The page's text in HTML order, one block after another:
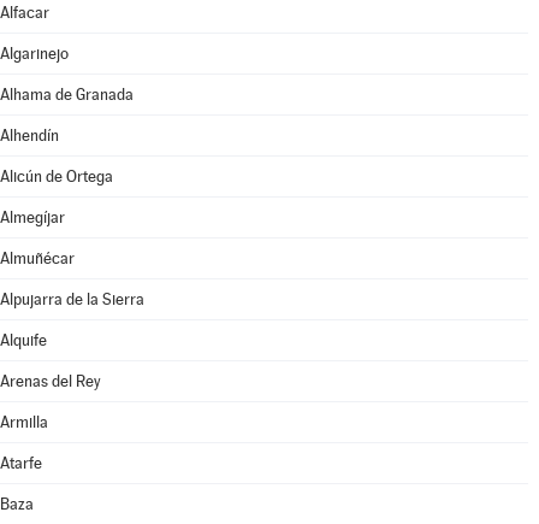
Alfacar
Algarinejo
Alhama de Granada
Alhendín
Alicún de Ortega
Almegíjar
Almuñécar
Alpujarra de la Sierra
Alquife
Arenas del Rey
Armilla
Atarfe
Baza